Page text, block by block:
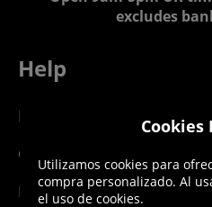
excludes
Help
DLC Codes
Getting Started
Membership
Cookies
Utilizamos cookies para
compra personalizado. Al
el uso de cookies.